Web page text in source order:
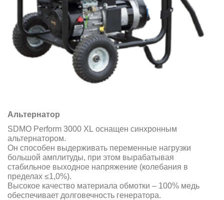
Альтернатор
SDMO Perform 3000 XL оснащен синхронным
альтернатором.
Он способен выдерживать переменные нагрузки
большой амплитуды, при этом вырабатывая
стабильное выходное напряжение (колебания в
пределах ≤1,0%).
Высокое качество материала обмотки – 100% медь
обеспечивает долговечность генератора.